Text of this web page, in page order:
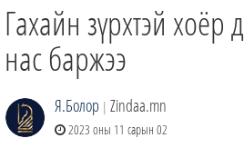
ӨГЛӨӨНИЙ СОНИН
АУДИО ЗОХИОЛ
ЗИНДАА СЭТГҮҮЛ
Гахайн зүрхтэй хоёр
нас баржээ
Я.Болор | Zindaa.mn
2023 оны 11 сарын 02